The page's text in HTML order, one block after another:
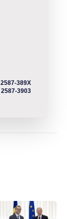
389X
2587-3903